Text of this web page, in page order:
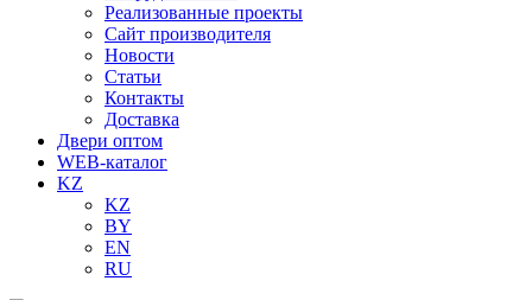
Реализованные проекты
Сайт производителя
Новости
Статьи
Контакты
Доставка
Двери оптом
WEB-каталог
KZ
KZ
BY
EN
RU